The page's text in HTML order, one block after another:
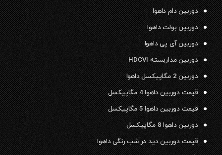
دوربین دام داهوا
دوربین بولت داهوا
دوربین آی پی داهوا
دوربین مداربسته HDCVI
دوربین 2 مگاپیکسل داهوا
قیمت دوربین داهوا 4 مگاپیکسل
قیمت دوربین داهوا 5 مگاپیکسل
دوربین داهوا 8 مگاپیکسل
قیمت دوربین دید در شب رنگی داهوا